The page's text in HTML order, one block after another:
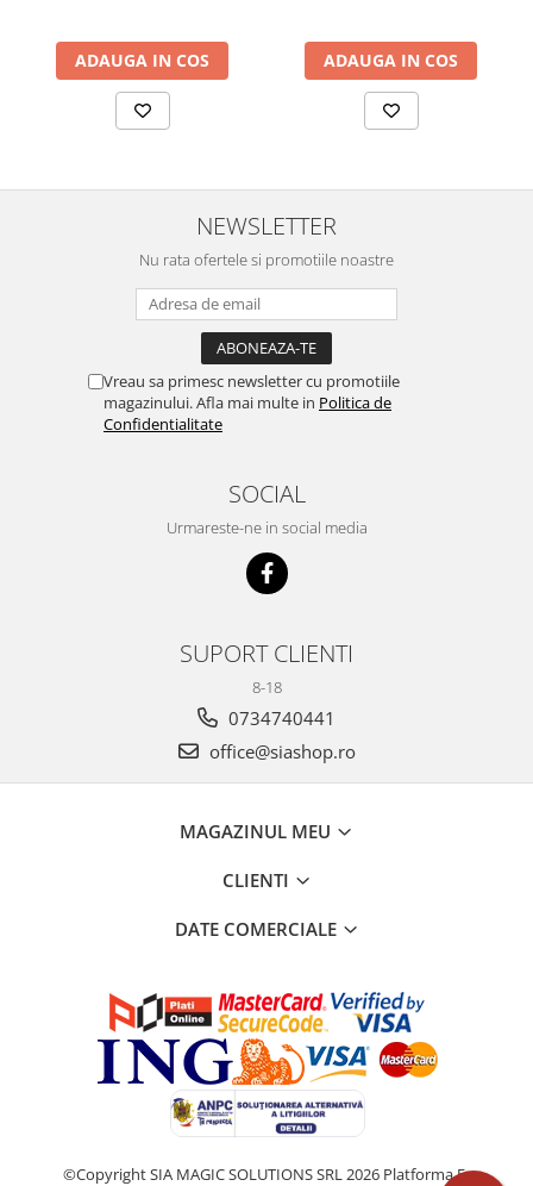
ADAUGA IN COS ADAUGA IN COS
NEWSLETTER
Nu rata ofertele si promotiile noastre
Vreau sa primesc newsletter cu promotiile
magazinului. Afla mai multe in Politica de
Confidentialitate
SOCIAL
Urmareste-ne in social media
SUPORT CLIENTI
8-18
0734740441
office@siashop.ro
MAGAZINUL MEU
CLIENTI
DATE COMERCIALE
©Copyright SIA MAGIC SOLUTIONS SRL 2026 Platforma E-